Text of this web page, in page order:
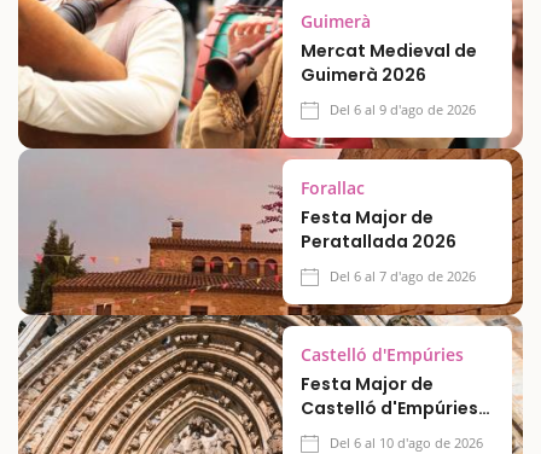
Guimerà
Mercat Medieval de
Guimerà 2026
Del 6 al 9 d'ago de 2026
Forallac
Festa Major de
Peratallada 2026
Del 6 al 7 d'ago de 2026
Castelló d'Empúries
Festa Major de
Castelló d'Empúries
2026Del 6 al 10 d'ago de 2026